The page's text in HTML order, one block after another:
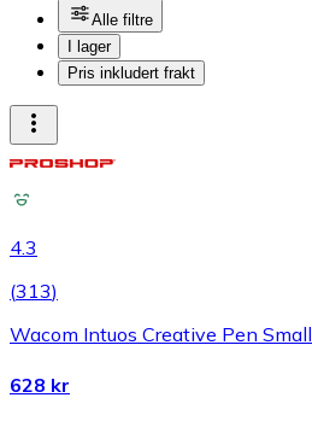
Alle filtre
I lager
Pris inkludert frakt
4.3
(313)
Wacom Intuos Creative Pen Small
628 kr